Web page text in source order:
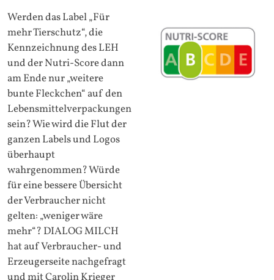
Werden das Label „Für
mehr Tierschutz“, die
Kennzeichnung des LEH
und der Nutri-Score dann
am Ende nur „weitere
bunte Fleckchen“ auf den
Lebensmittelverpackungen
sein? Wie wird die Flut der
ganzen Labels und Logos
überhaupt
wahrgenommen? Würde
für eine bessere Übersicht
der Verbraucher nicht
gelten: „weniger wäre
mehr“? DIALOG MILCH
hat auf Verbraucher- und
Erzeugerseite nachgefragt
und mit Carolin Krieger